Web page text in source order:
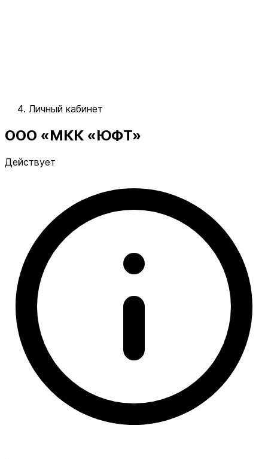
Личный кабинет
ООО «МКК «ЮФТ»
Действует